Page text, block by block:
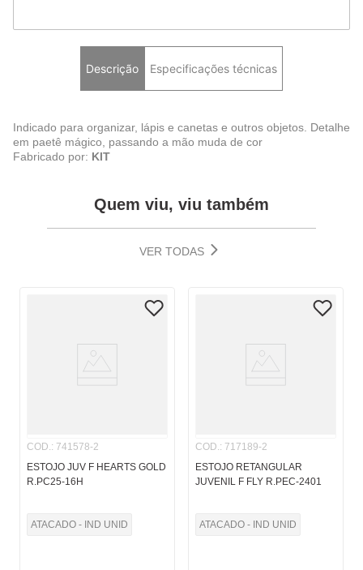
Descrição Especificações técnicas
Indicado para organizar, lápis e canetas e outros objetos. Detalhe
em paetê mágico, passando a mão muda de cor
Fabricado por: KIT
Quem viu, viu também
VER TODAS
COD.: 741578-2
ESTOJO JUV F HEARTS GOLD
R.PC25-16H
ATACADO - IND UNID
COD.: 717189-2
ESTOJO RETANGULAR
JUVENIL F FLY R.PEC-2401
ATACADO - IND UNID